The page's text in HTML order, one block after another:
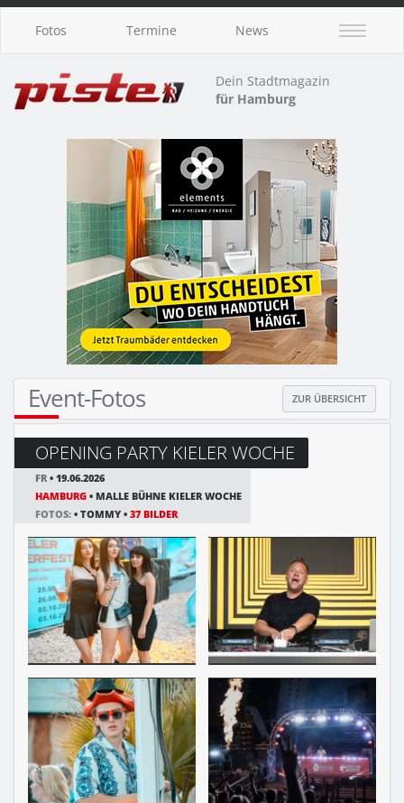
Fotos Termine News
Dein Stadtmagazin
für Hamburg
Event-Fotos ZUR ÜBERSICHT
OPENING PARTY KIELER WOCHE
FR • 19.06.2026
HAMBURG • MALLE BÜHNE KIELER WOCHE
FOTOS: • TOMMY • 37 BILDER